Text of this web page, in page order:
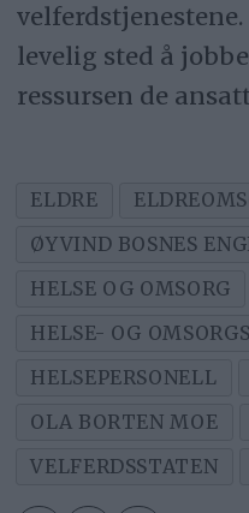
levelig sted å
ressursen de
ELDRE
ØYVIND BOSNES
HELSE OG OMSORG
HELSE- OG
HELSEPERSONELL
OLA BORTEN MOE
VELFERDSSTATEN